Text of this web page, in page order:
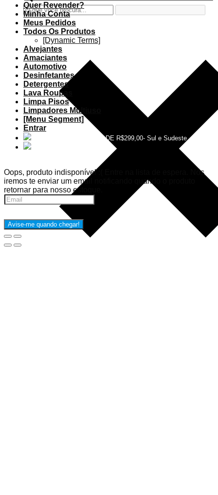
Quer Revender?
Minha Conta
Meus Pedidos
Todos Os Produtos
[Dynamic Terms]
Alvejantes
Amaciantes
Automotivo
Desinfetantes
Detergentes
Lava Roupas
Limpa Pisos
Limpadores Multiuso
[Menu Segment]
Entrar
ACIMA DE R$299,00- Sul e Sudeste
Oops, produto indisponível :(
Entre na lista de espera. Nós
iremos te enviar um email notificando quando o produto
retornar para nosso estoque.
Avise-me quando chegar!